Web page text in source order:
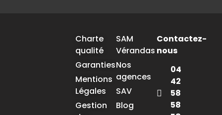
Charte
qualité
Garanties
Mentions
Légales
Gestion
SAM
Vérandas
Nos
agences
SAV
Blog
Contactez-
nous
04
42
58
58